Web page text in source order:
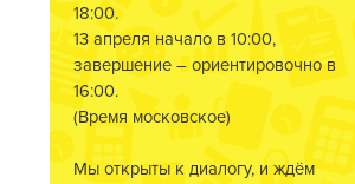
18:00.
13 апреля начало в 10:00,
завершение – ориентировочно в
16:00.
(Время московское)
Мы открыты к диалогу, и ждём